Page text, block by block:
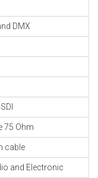
DMX
75 Ohm
cable
and Electronic